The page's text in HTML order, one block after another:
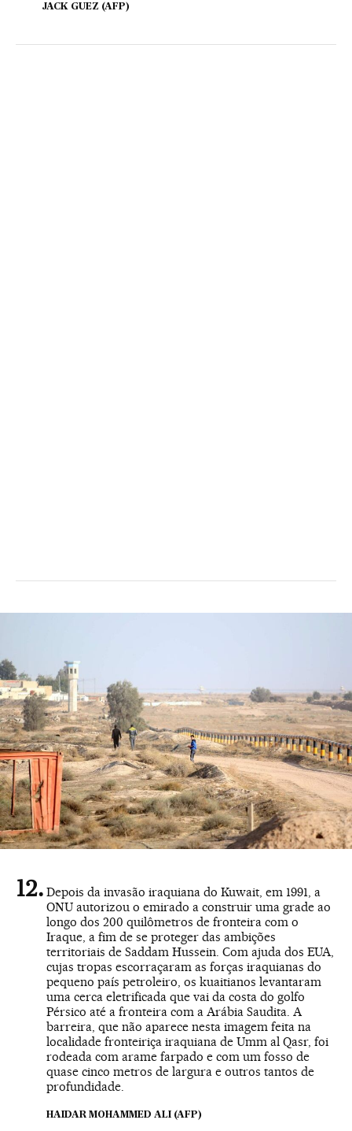
JACK GUEZ (AFP)
Depois da invasão iraquiana do Kuwait, em 1991, a
ONU autorizou o emirado a construir uma grade ao
longo dos 200 quilômetros de fronteira com o
Iraque, a fim de se proteger das ambições
territoriais de Saddam Hussein. Com ajuda dos EUA,
cujas tropas escorraçaram as forças iraquianas do
pequeno país petroleiro, os kuaitianos levantaram
uma cerca eletrificada que vai da costa do golfo
Pérsico até a fronteira com a Arábia Saudita. A
barreira, que não aparece nesta imagem feita na
localidade fronteiriça iraquiana de Umm al Qasr, foi
rodeada com arame farpado e com um fosso de
quase cinco metros de largura e outros tantos de
profundidade.
HAIDAR MOHAMMED ALI (AFP)